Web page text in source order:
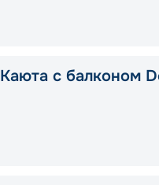
Каюта с балконом